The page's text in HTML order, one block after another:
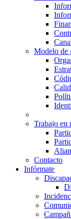
Modelo de
Trabajo en
Contacto
Infórmate